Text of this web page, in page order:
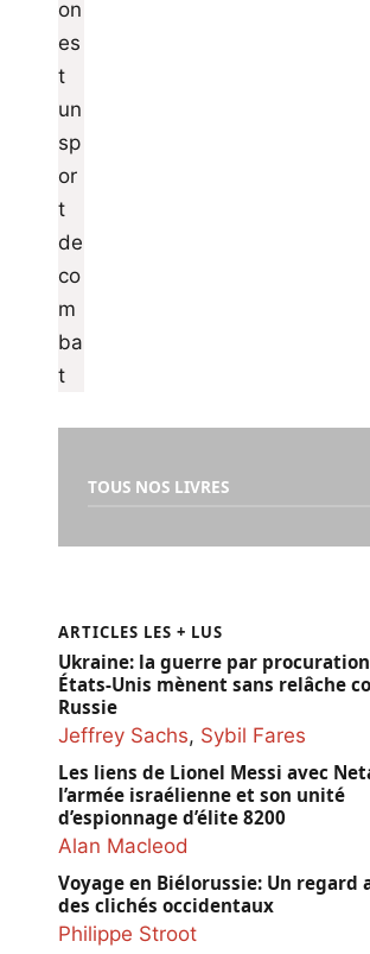
TOUS NOS LIVRES
ARTICLES LES + LUS
Ukraine: la guerre par
États-Unis mènent sans relâche
Russie
Jeffrey Sachs, Sybil Fares
Les liens de Lionel Messi avec
l’armée israélienne et son unité
d’espionnage d’élite 8200
Alan Macleod
Voyage en Biélorussie: Un regard
des clichés occidentaux
Philippe Stroot